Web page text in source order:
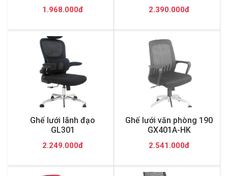
1.968.000đ 2.390.000đ
Ghế lưới lãnh đạo
GL301
2.249.000đ
Ghế lưới văn phòng 190
GX401A-HK
2.541.000đ